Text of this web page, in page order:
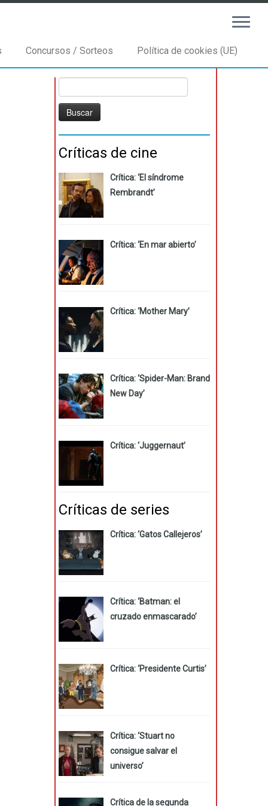
Concursos / Sorteos Política de cookies (UE)
Críticas de cine
Crítica: ‘El síndrome
Rembrandt’
Crítica: ‘En mar abierto’
Crítica: ‘Mother Mary’
Crítica: ‘Spider-Man: Brand
New Day’
Crítica: ‘Juggernaut’
Críticas de series
Crítica: ‘Gatos Callejeros’
Crítica: ‘Batman: el
cruzado enmascarado’
Crítica: ‘Presidente Curtis’
Crítica: ‘Stuart no
consigue salvar el
universo’
Crítica de la segunda